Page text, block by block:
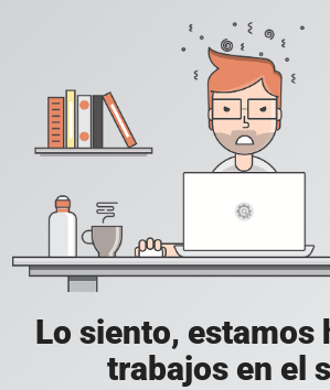
Lo siento, estamos
trabajos en el